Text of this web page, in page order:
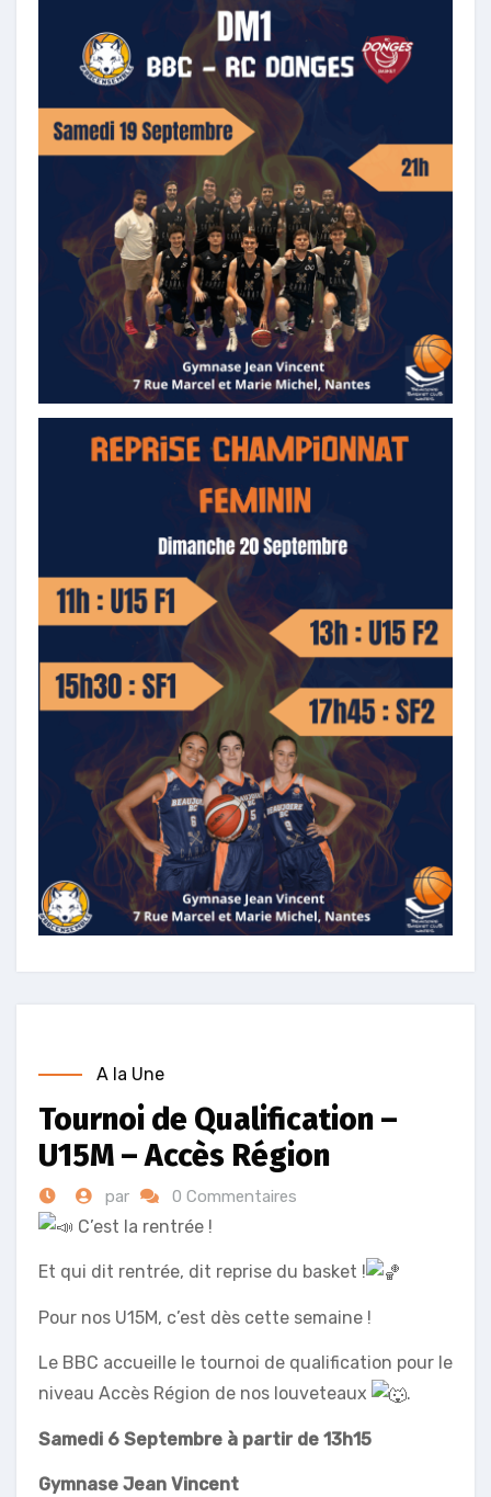
A la Une
Tournoi de Qualification –
U15M – Accès Région
par 0 Commentaires
C’est la rentrée !
Et qui dit rentrée, dit reprise du basket !
Pour nos U15M, c’est dès cette semaine !
Le BBC accueille le tournoi de qualification pour le
niveau Accès Région de nos louveteaux
.
Samedi 6 Septembre à partir de 13h15
Gymnase Jean Vincent